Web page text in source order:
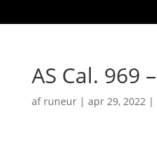
AS Cal. 969
af runeur| apr 29, 2022|